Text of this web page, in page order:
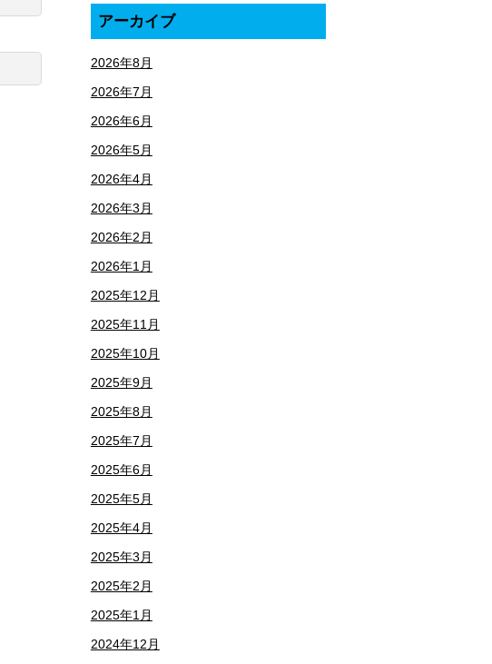
アーカイブ
2026年8月
2026年7月
2026年6月
2026年5月
2026年4月
2026年3月
2026年2月
2026年1月
2025年12月
2025年11月
2025年10月
2025年9月
2025年8月
2025年7月
2025年6月
2025年5月
2025年4月
2025年3月
2025年2月
2025年1月
2024年12月